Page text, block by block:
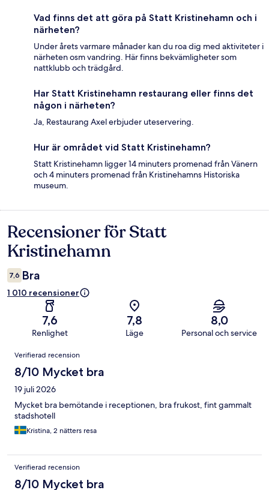
Vad finns det att göra på Statt Kristinehamn och i
närheten?
Under årets varmare månader kan du roa dig med aktiviteter i
närheten osm vandring. Här finns bekvämligheter som
nattklubb och trädgård.
Har Statt Kristinehamn restaurang eller finns det
någon i närheten?
Ja, Restaurang Axel erbjuder uteservering.
Hur är området vid Statt Kristinehamn?
Statt Kristinehamn ligger 14 minuters promenad från Vänern
och 4 minuters promenad från Kristinehamns Historiska
museum.
Recensioner
Recensioner för Statt
Kristinehamn
7,6 Bra
1 010 recensioner
7,6
Renlighet
7,8
Läge
8,0
Personal och service
Recensioner
Verifierad recension
8/10 Mycket bra
19 juli 2026
Mycket bra bemötande i receptionen, bra frukost, fint gammalt
stadshotell
Kristina, 2 nätters resa
Verifierad recension
8/10 Mycket bra